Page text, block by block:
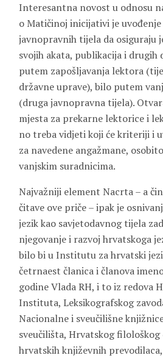
Interesantna novost u odnosu
o Matičinoj inicijativi je uvođenje
javnopravnih tijela da osiguraju
svojih akata, publikacija i drugih
putem zapošljavanja lektora
državne uprave), bilo putem
(druga javnopravna tijela).
mjesta za prekarne lektorice i
no treba vidjeti koji će kriteriji i
za navedene angažmane,
vanjskim suradnicima.
Najvažniji element Nacrta – a
čitave ove priče – ipak je
jezik kao savjetodavnog tijela
njegovanje i razvoj hrvatskoga
bilo bi u Institutu za hrvatski
četrnaest članica i članova
godine Vlada RH, i to iz redova
Instituta, Leksikografskog
Nacionalne i sveučilišne
sveučilišta, Hrvatskog
hrvatskih književnih